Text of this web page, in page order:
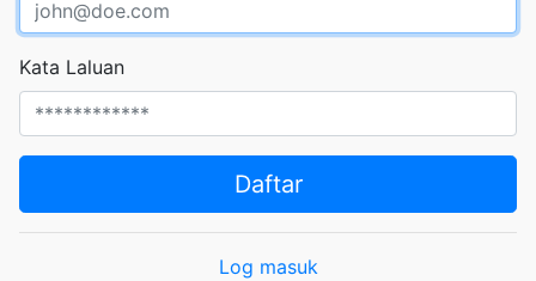
Kata Laluan
Daftar
Log masuk